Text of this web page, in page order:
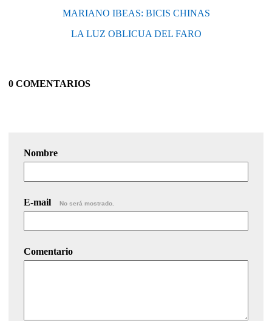
MARIANO IBEAS: BICIS CHINAS
LA LUZ OBLICUA DEL FARO
0 COMENTARIOS
Nombre
E-mail No será mostrado.
Comentario